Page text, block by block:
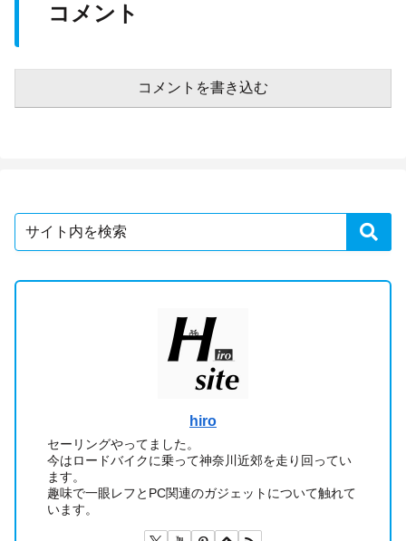
コメント
コメントを書き込む
hiro
セーリングやってました。
今はロードバイクに乗って神奈川近郊を走り回ってい
ます。
趣味で一眼レフとPC関連のガジェットについて触れて
います。